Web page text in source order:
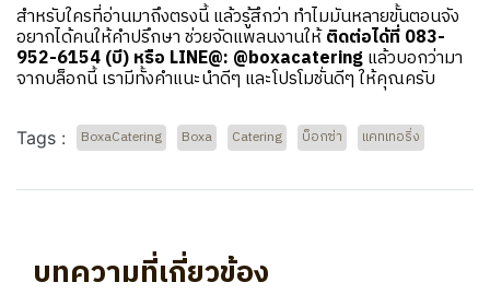
สำหรับใครที่อ่านมาถึงตรงนี้ แล้วรู้สึกว่า ทำไมมันหลายขั้นตอนจัง
อยากได้คนให้คำปรึกษา ช่วยจัดแพลนงานให้ติดต่อได้ที่ 083-
952-6154 (บี) หรือ LINE@: @boxacateringแล้วบอกว่ามา
จากบล็อกนี้ เรามีทั้งคำแนะนำดีๆ และโปรโมชั่นดีๆ ให้คุณครับ
Tags : BoxaCatering Boxa Catering บ็อกซ่า แคทเทอริ่ง
บทความที่เกี่ยวข้อง